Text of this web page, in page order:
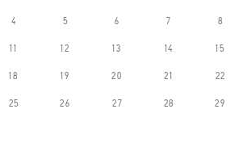
4 5 6 7 8
11 12 13 14 15
18 19 20 21 22
25 26 27 28 29